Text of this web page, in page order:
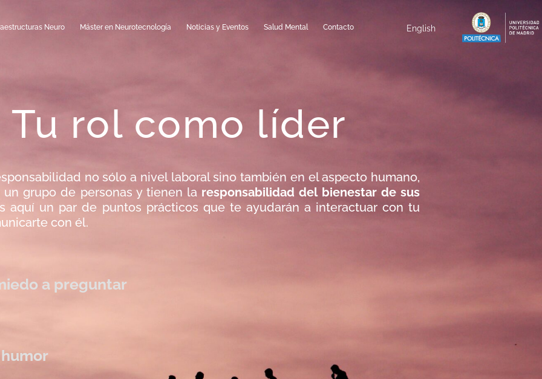
Neuro Máster en Neurotecnología Noticias y Eventos Salud Mental Contacto English
Tu rol como líder
no sólo a nivel laboral sino también en el aspecto humano,
grupo de personas y tienen la responsabilidad del bienestar de sus
aquí un par de puntos prácticos que te ayudarán a interactuar con tu
con él.
a preguntar